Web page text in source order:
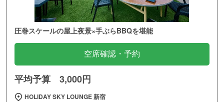
圧巻スケールの屋上夜景×手ぶらBBQを堪能
空席確認・予約
平均予算 3,000円
HOLIDAY SKY LOUNGE 新宿